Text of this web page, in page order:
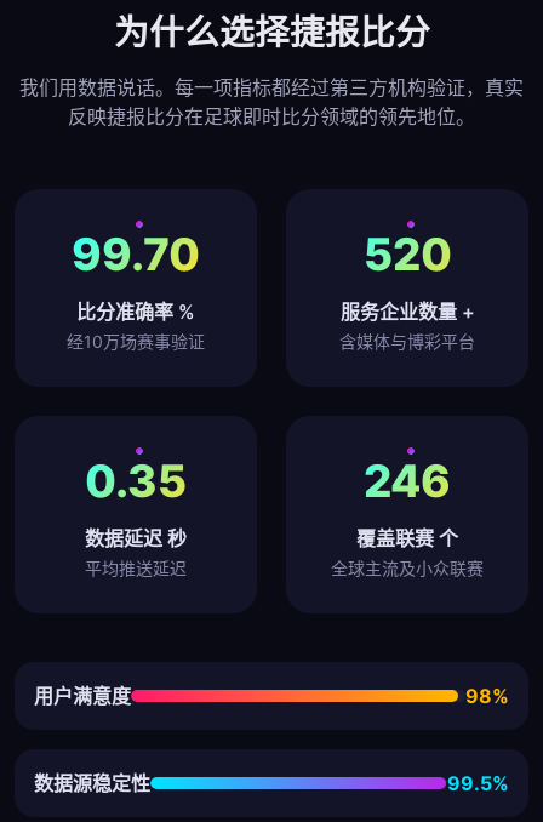
为什么选择捷报比分
我们用数据说话。每一项指标都经过第三方机构验证，真实
反映捷报比分在足球即时比分领域的领先地位。
99.70
比分准确率 %
经10万场赛事验证
520
服务企业数量 +
含媒体与博彩平台
0.35
数据延迟 秒
平均推送延迟
246
覆盖联赛 个
全球主流及小众联赛
用户满意度 98%
数据源稳定性 99.5%